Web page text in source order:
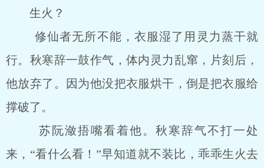
生火？
修仙者无所不能，衣服湿了用灵力蒸干就
行。秋寒辞一鼓作气，体内灵力乱窜，片刻后，
他放弃了。因为他没把衣服烘干，倒是把衣服给
撑破了。
苏阮潋捂嘴看着他。秋寒辞气不打一处
来，“看什么看！”早知道就不装比，乖乖生火去